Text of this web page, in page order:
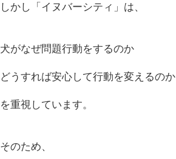
しかし「イヌバーシティ」は、
犬がなぜ問題行動をするのか
どうすれば安心して行動を変えるのか
を重視しています。
そのため、